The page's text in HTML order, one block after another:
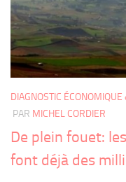
DIAGNOSTIC ÉCONOMIQUE
PAR MICHEL CORDIER
De plein fouet:
font déjà des